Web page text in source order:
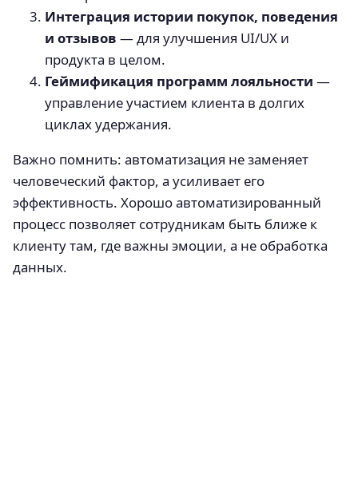
Интеграция истории покупок, поведения
и отзывов — для улучшения UI/UX и
продукта в целом.
Геймификация программ лояльности —
управление участием клиента в долгих
циклах удержания.
Важно помнить: автоматизация не заменяет
человеческий фактор, а усиливает его
эффективность. Хорошо автоматизированный
процесс позволяет сотрудникам быть ближе к
клиенту там, где важны эмоции, а не обработка
данных.